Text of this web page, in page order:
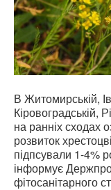
В Житомирській,
Кіровоградській,
на ранніх сходах
розвиток
підпсували 1-4%
інформує
фітосанітарного